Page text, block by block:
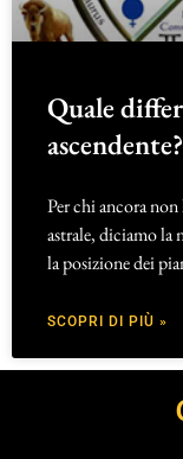
Quale
ascendente?
Per chi ancora non
astrale, diciamo la
la posizione dei
SCOPRI DI PIÙ »